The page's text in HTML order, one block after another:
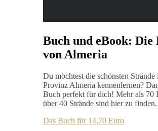
Buch und eBook: Die
von Almeria
Du möchtest die schönsten Strände
Provinz Almeria kennenlernen?
Buch perfekt für dich! Mehr als 70
über 40 Strände sind hier zu finden.
Das Buch für 14,70 Euro